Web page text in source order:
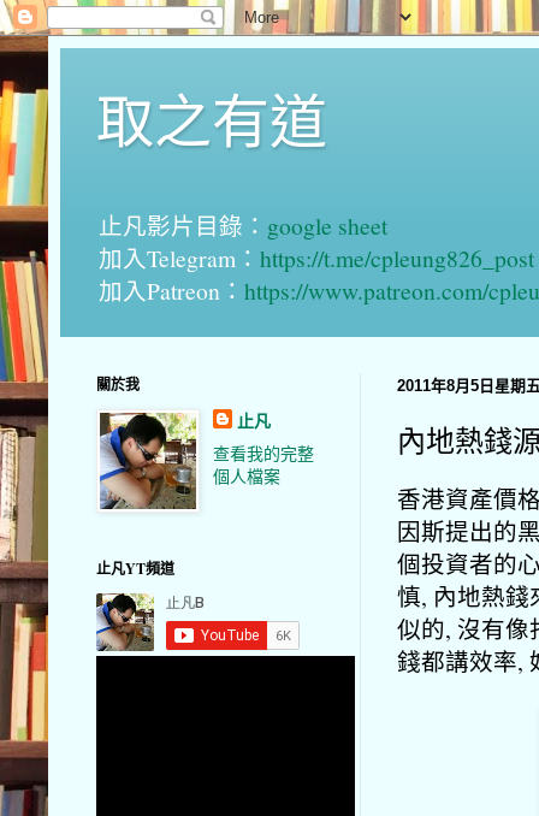
取之有道
止凡影片目錄： google sheet
加入Telegram： https://t.me/cpleung826_post
加入Patreon： https://www.patreon.com/
2011年8月5日星期
內地熱錢
香港資產價
因斯提出的
個投資者的
慎, 內地熱錢
似的, 沒有像
錢都講效率,
關於我
止凡
查看我的完整
個人檔案
止凡YT頻道